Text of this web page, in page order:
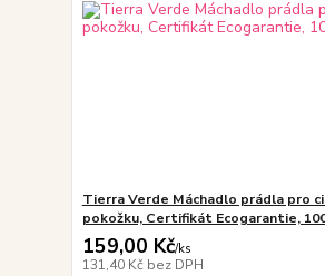
Tierra Verde Máchadlo prádla pro
pokožku, Certifikát Ecogarantie,
159,00 Kč/ks
131,40 Kč bez DPH